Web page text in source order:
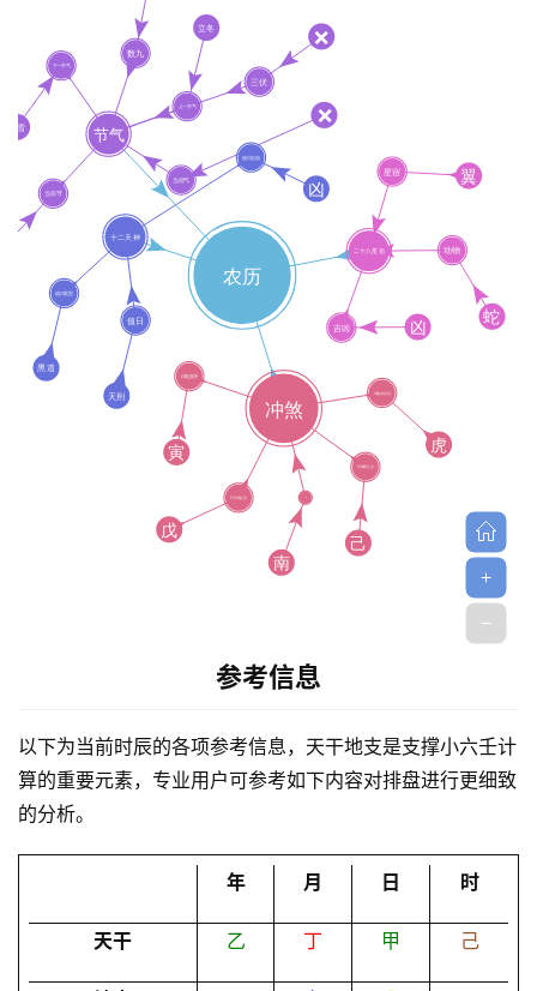
黄
参考信息
以下为当前时辰的各项参考信息，天干地支是支撑小六壬计
算的重要元素，专业用户可参考如下内容对排盘进行更细致
的分析。
年 月 日 时
天干 乙 丁 甲 己